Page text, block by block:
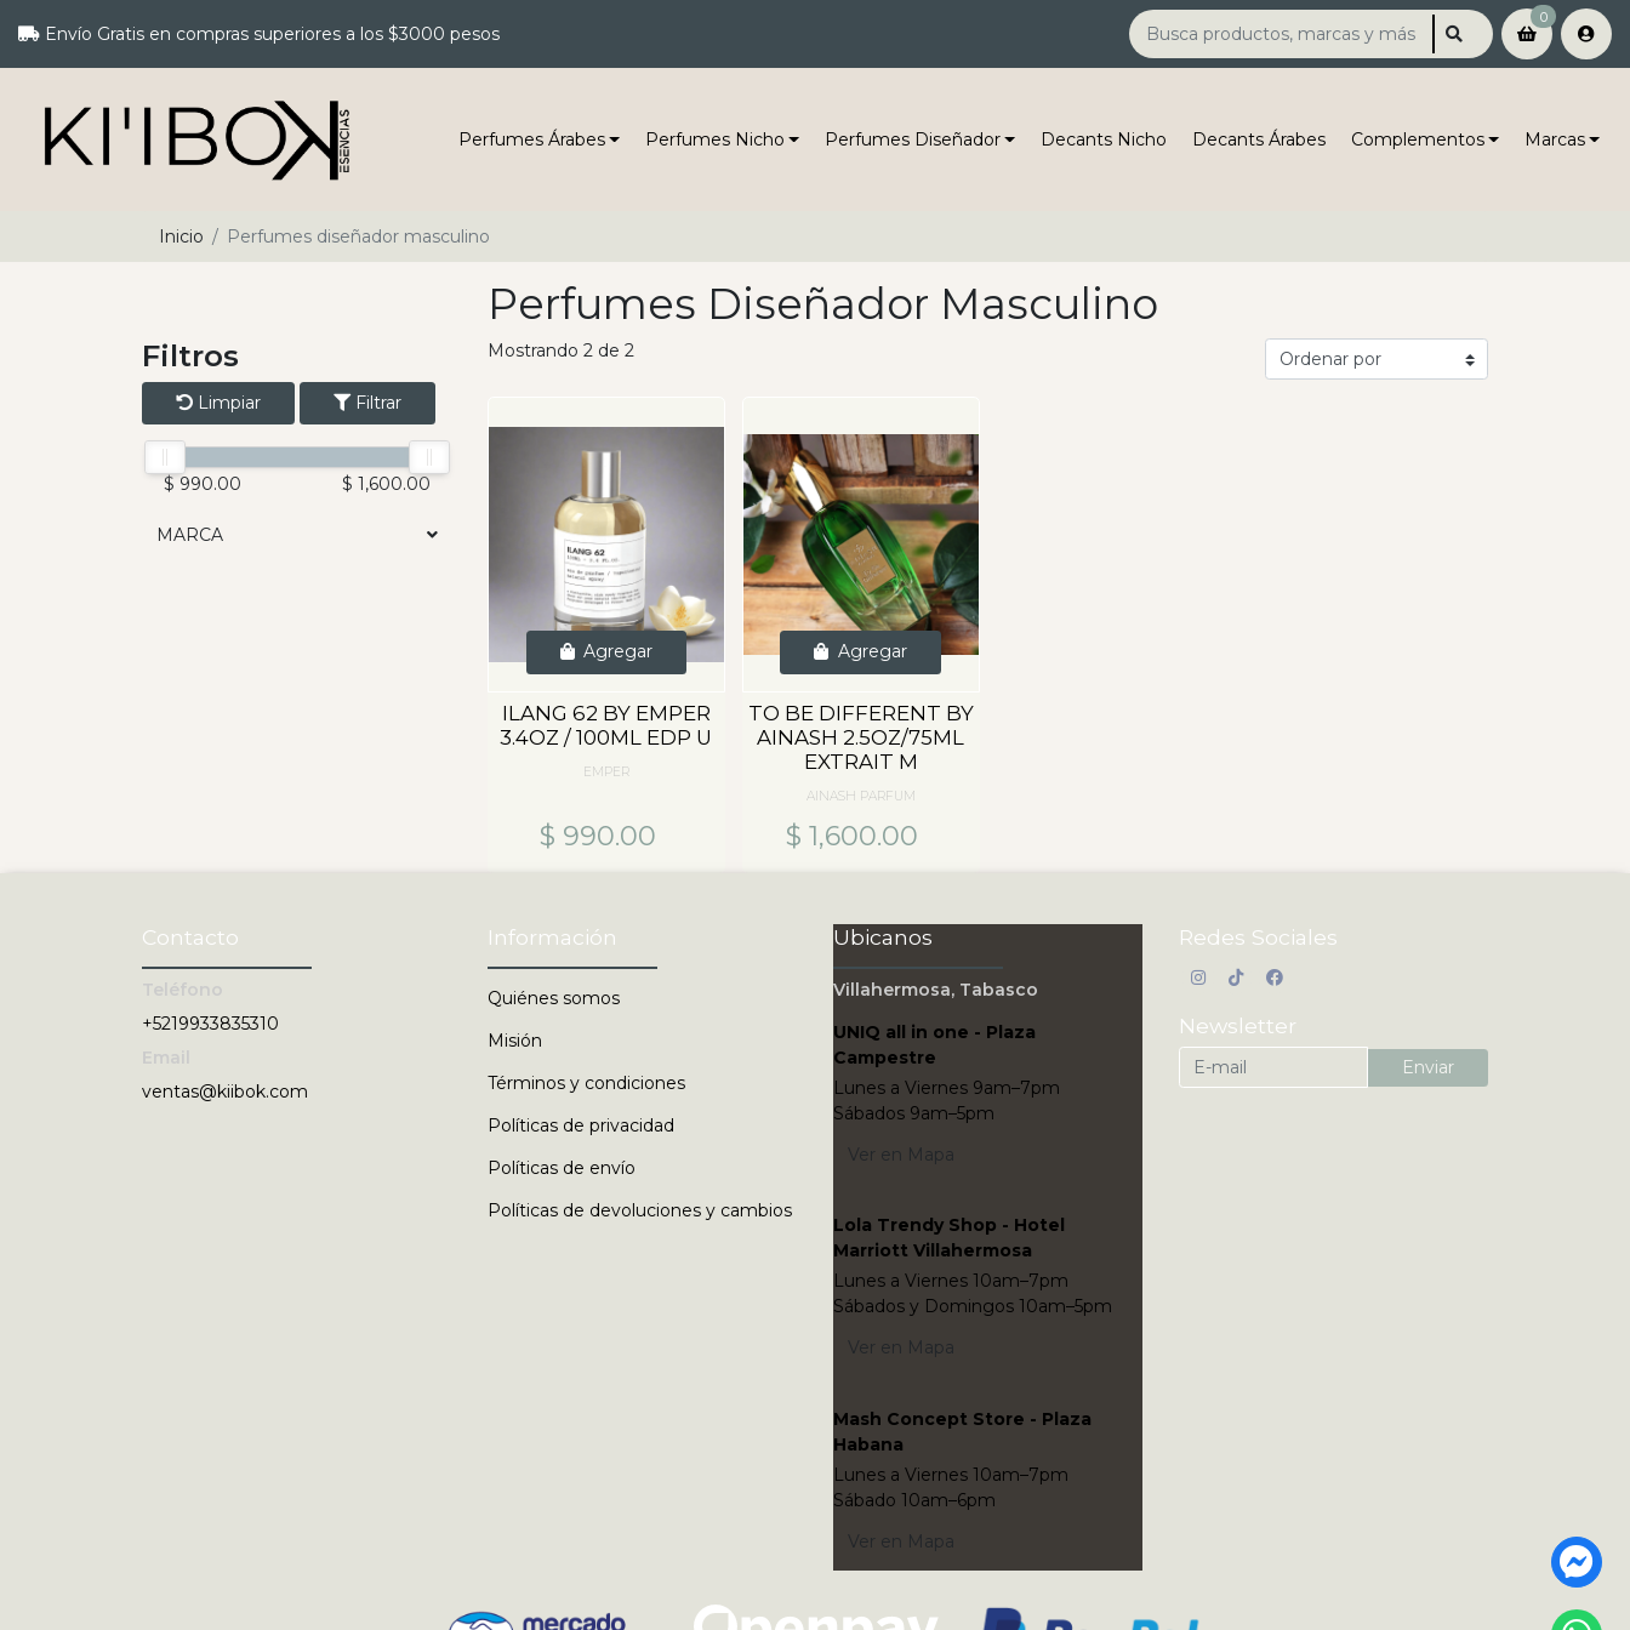
Envío Gratis en compras superiores a los $3000 pesos
0
Perfumes Árabes Perfumes Nicho Perfumes Diseñador Decants Nicho Decants Árabes Complementos Marcas
Inicio Perfumes diseñador masculino
Perfumes Diseñador Masculino
Filtros
Limpiar Filtrar
$ 990.00 $ 1,600.00
MARCA
Mostrando 2 de 2
Agregar
ILANG 62 BY EMPER
3.4OZ / 100ML EDP U
EMPER
$ 990.00
Agregar
TO BE DIFFERENT BY
AINASH 2.5OZ/75ML
EXTRAIT M
AINASH PARFUM
$ 1,600.00
Contacto
+5219933835310
ventas@kiibok.com
Información
Quiénes somos
Misión
Términos y condiciones
Políticas de privacidad
Políticas de envío
Políticas de devoluciones y cambios
Ubicanos
Villahermosa, Tabasco
UNIQ all in one - Plaza
Campestre
Lunes a Viernes 9am–7pm
Sábados 9am–5pm
Ver en Mapa
Lola Trendy Shop - Hotel
Marriott Villahermosa
Lunes a Viernes 10am–7pm
Sábados y Domingos 10am–5pm
Ver en Mapa
Mash Concept Store - Plaza
Habana
Lunes a Viernes 10am–7pm
Sábado 10am–6pm
Ver en Mapa
Redes Sociales
Newsletter
Enviar